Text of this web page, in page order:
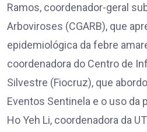
Ramos, coordenador-geral
Arboviroses (CGARB), que
epidemiológica da febre
coordenadora do Centro de
Silvestre (Fiocruz), que
Eventos Sentinela e o uso da
Ho Yeh Li, coordenadora da